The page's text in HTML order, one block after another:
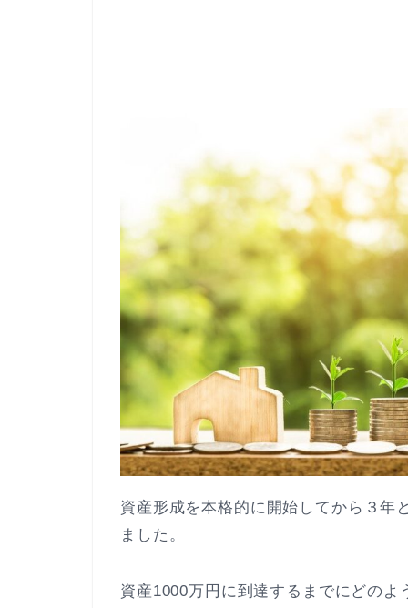
資産形成を本格的に開始してから３年
ました。
資産1000万円に到達するまでにどの